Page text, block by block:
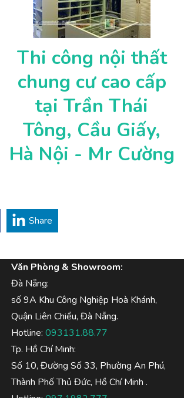
Thi công nội thất
chung cư cao cấp
tại Trần Thái
Tông, Cầu Giấy,
Hà Nội - Mr Cường
Share
Văn Phòng & Showroom:
Đà Nẵng:
số 9A Khu Công Nghiệp Hoà Khánh,
Quận Liên Chiểu, Đà Nẵng.
Hotline: 093131.88.77
Tp. Hồ Chí Minh:
Số 10, Đường Số 33, Phường An Phú,
Thành Phố Thủ Đức, Hồ Chí Minh .